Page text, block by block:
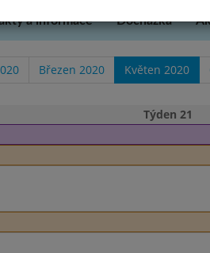
a informace Docházka
Březen 2020 Květen 2020
Týden 21